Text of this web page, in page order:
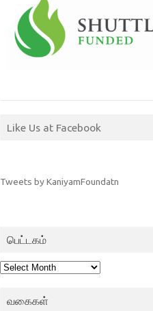
Like Us at Facebook
Tweets by KaniyamFoundatn
பெட்டகம்
பெட்டகம்
வகைகள்